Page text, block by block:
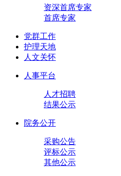
资深首席专家
首席专家
党群工作
护理天地
人文关怀
人事平台
人才招聘
结果公示
院务公开
采购公告
评标公示
其他公示